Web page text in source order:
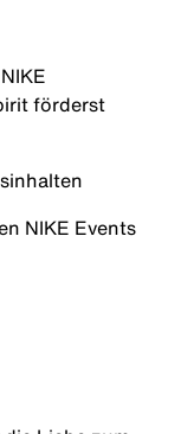
förderst
NIKE Events